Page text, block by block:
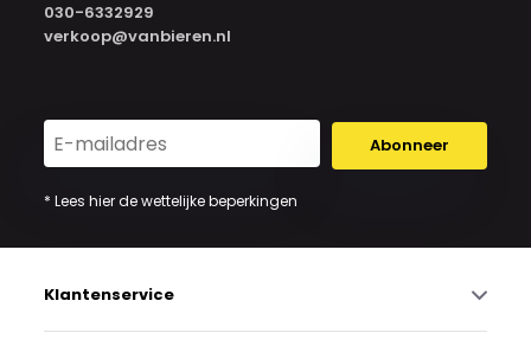
030-6332929
verkoop@vanbieren.nl
Abonneer
* Lees hier de wettelijke beperkingen
Klantenservice